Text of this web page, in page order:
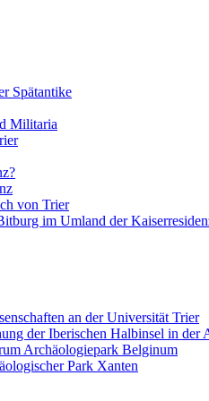
Spätantike
Militaria
von Trier
im Umland der
an der Universität Trier
der Iberischen Halbinsel in der
Archäologiepark Belginum
Park Xanten